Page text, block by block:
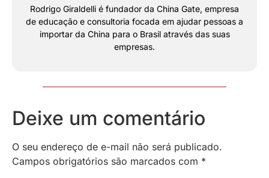
Rodrigo Giraldelli é fundador da China Gate, empresa
de educação e consultoria focada em ajudar pessoas a
importar da China para o Brasil através das suas
empresas.
Deixe um comentário
O seu endereço de e-mail não será publicado.
Campos obrigatórios são marcados com *